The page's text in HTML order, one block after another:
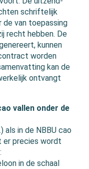
schriftelijk
van toepassing
recht hebben. De
kunnen
worden
kan de
ontvangt
vallen onder de
als in de NBBU cao
er precies wordt
in de schaal